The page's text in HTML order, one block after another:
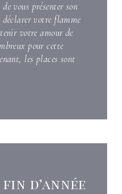
vous présenter son
votre flamme
votre amour de
pour cette
les places sont
d’année